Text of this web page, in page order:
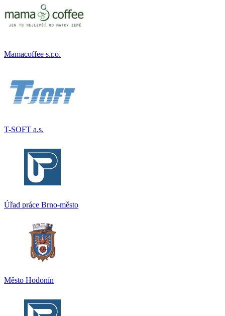
Mamacoffee s.r.o.
T-SOFT a.s.
Úřad práce Brno-město
Město Hodonín